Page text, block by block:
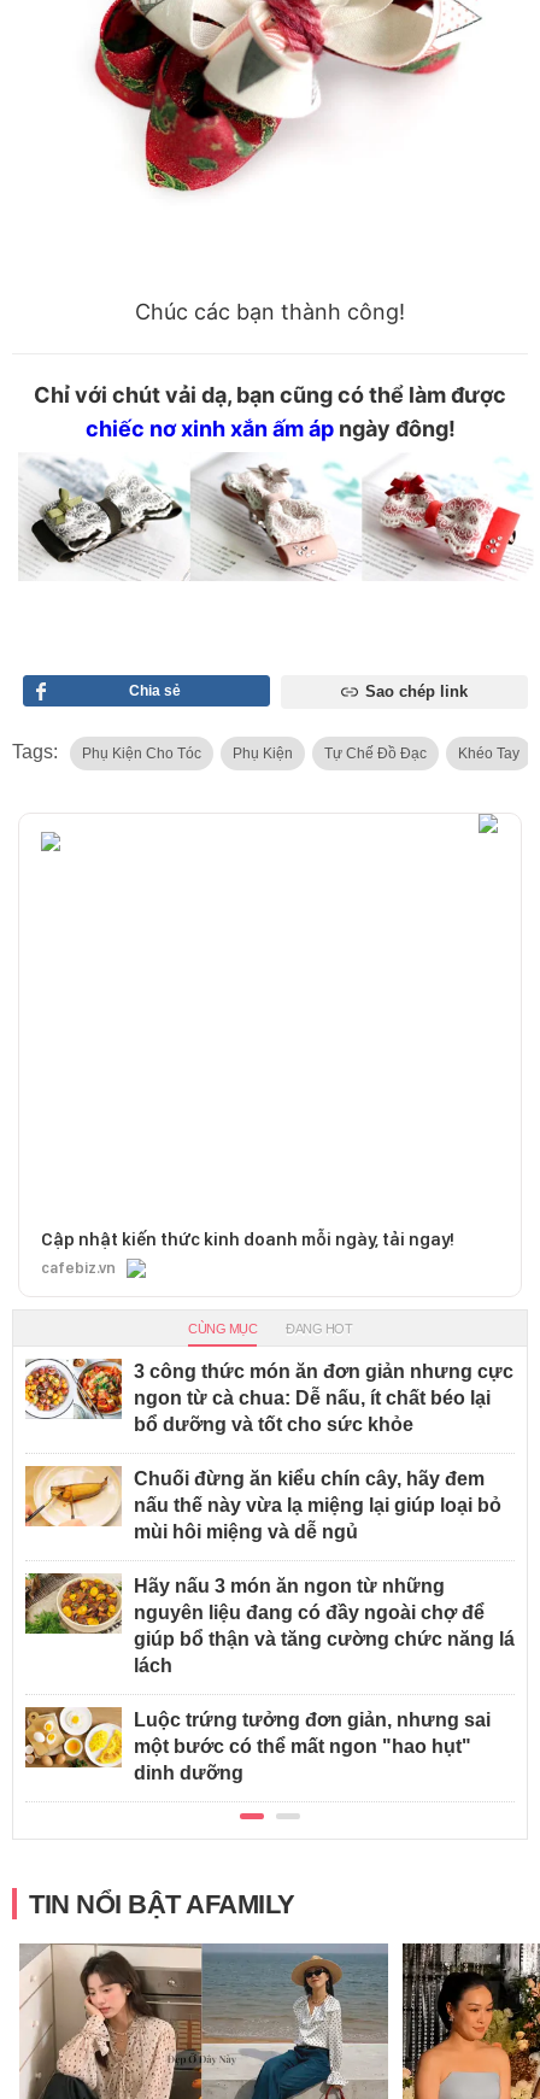
Chúc các bạn thành công!
Chỉ với chút vải dạ, bạn cũng có thể làm được
chiếc nơ xinh xắn ấm ápngày đông!
Chia sẻ Sao chép link
Tags: Phụ Kiện Cho Tóc Phụ Kiện Tự Chế Đồ Đạc Khéo Tay
Cập nhật kiến thức kinh doanh mỗi ngày, tải ngay!
cafebiz.vn
CÙNG MỤC ĐANG HOT
3 công thức món ăn đơn giản nhưng cực
ngon từ cà chua: Dễ nấu, ít chất béo lại
bổ dưỡng và tốt cho sức khỏe
Chuối đừng ăn kiểu chín cây, hãy đem
nấu thế này vừa lạ miệng lại giúp loại bỏ
mùi hôi miệng và dễ ngủ
Hãy nấu 3 món ăn ngon từ những
nguyên liệu đang có đầy ngoài chợ để
giúp bổ thận và tăng cường chức năng lá
lách
Luộc trứng tưởng đơn giản, nhưng sai
một bước có thể mất ngon "hao hụt"
dinh dưỡng
TIN NỔI BẬT AFAMILY